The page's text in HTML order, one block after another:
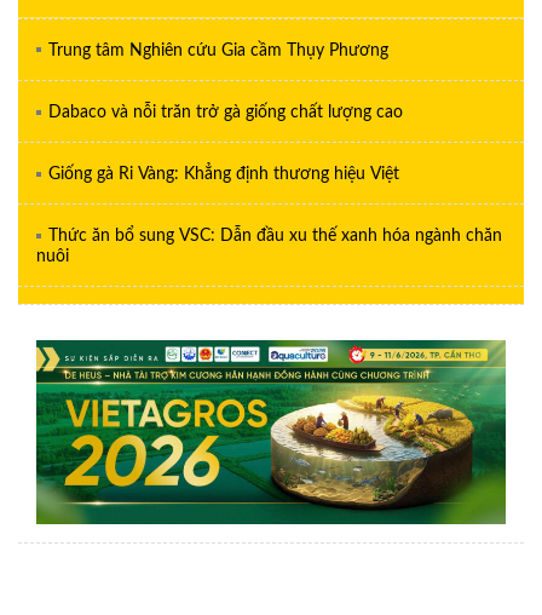
Trung tâm Nghiên cứu Gia cầm Thụy Phương
Dabaco và nỗi trăn trở gà giống chất lượng cao
Giống gà Ri Vàng: Khẳng định thương hiệu Việt
Thức ăn bổ sung VSC: Dẫn đầu xu thế xanh hóa ngành chăn
nuôi